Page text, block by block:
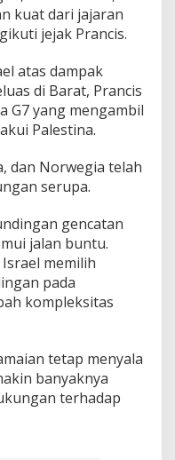
kuat dari jajaran
jejak Prancis.
atas dampak
di Barat, Prancis
G7 yang mengambil
Palestina.
dan Norwegia telah
serupa.
gencatan
jalan buntu.
memilih
pada
kompleksitas
tetap menyala
banyaknya
terhadap